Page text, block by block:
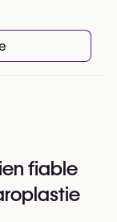
fiable